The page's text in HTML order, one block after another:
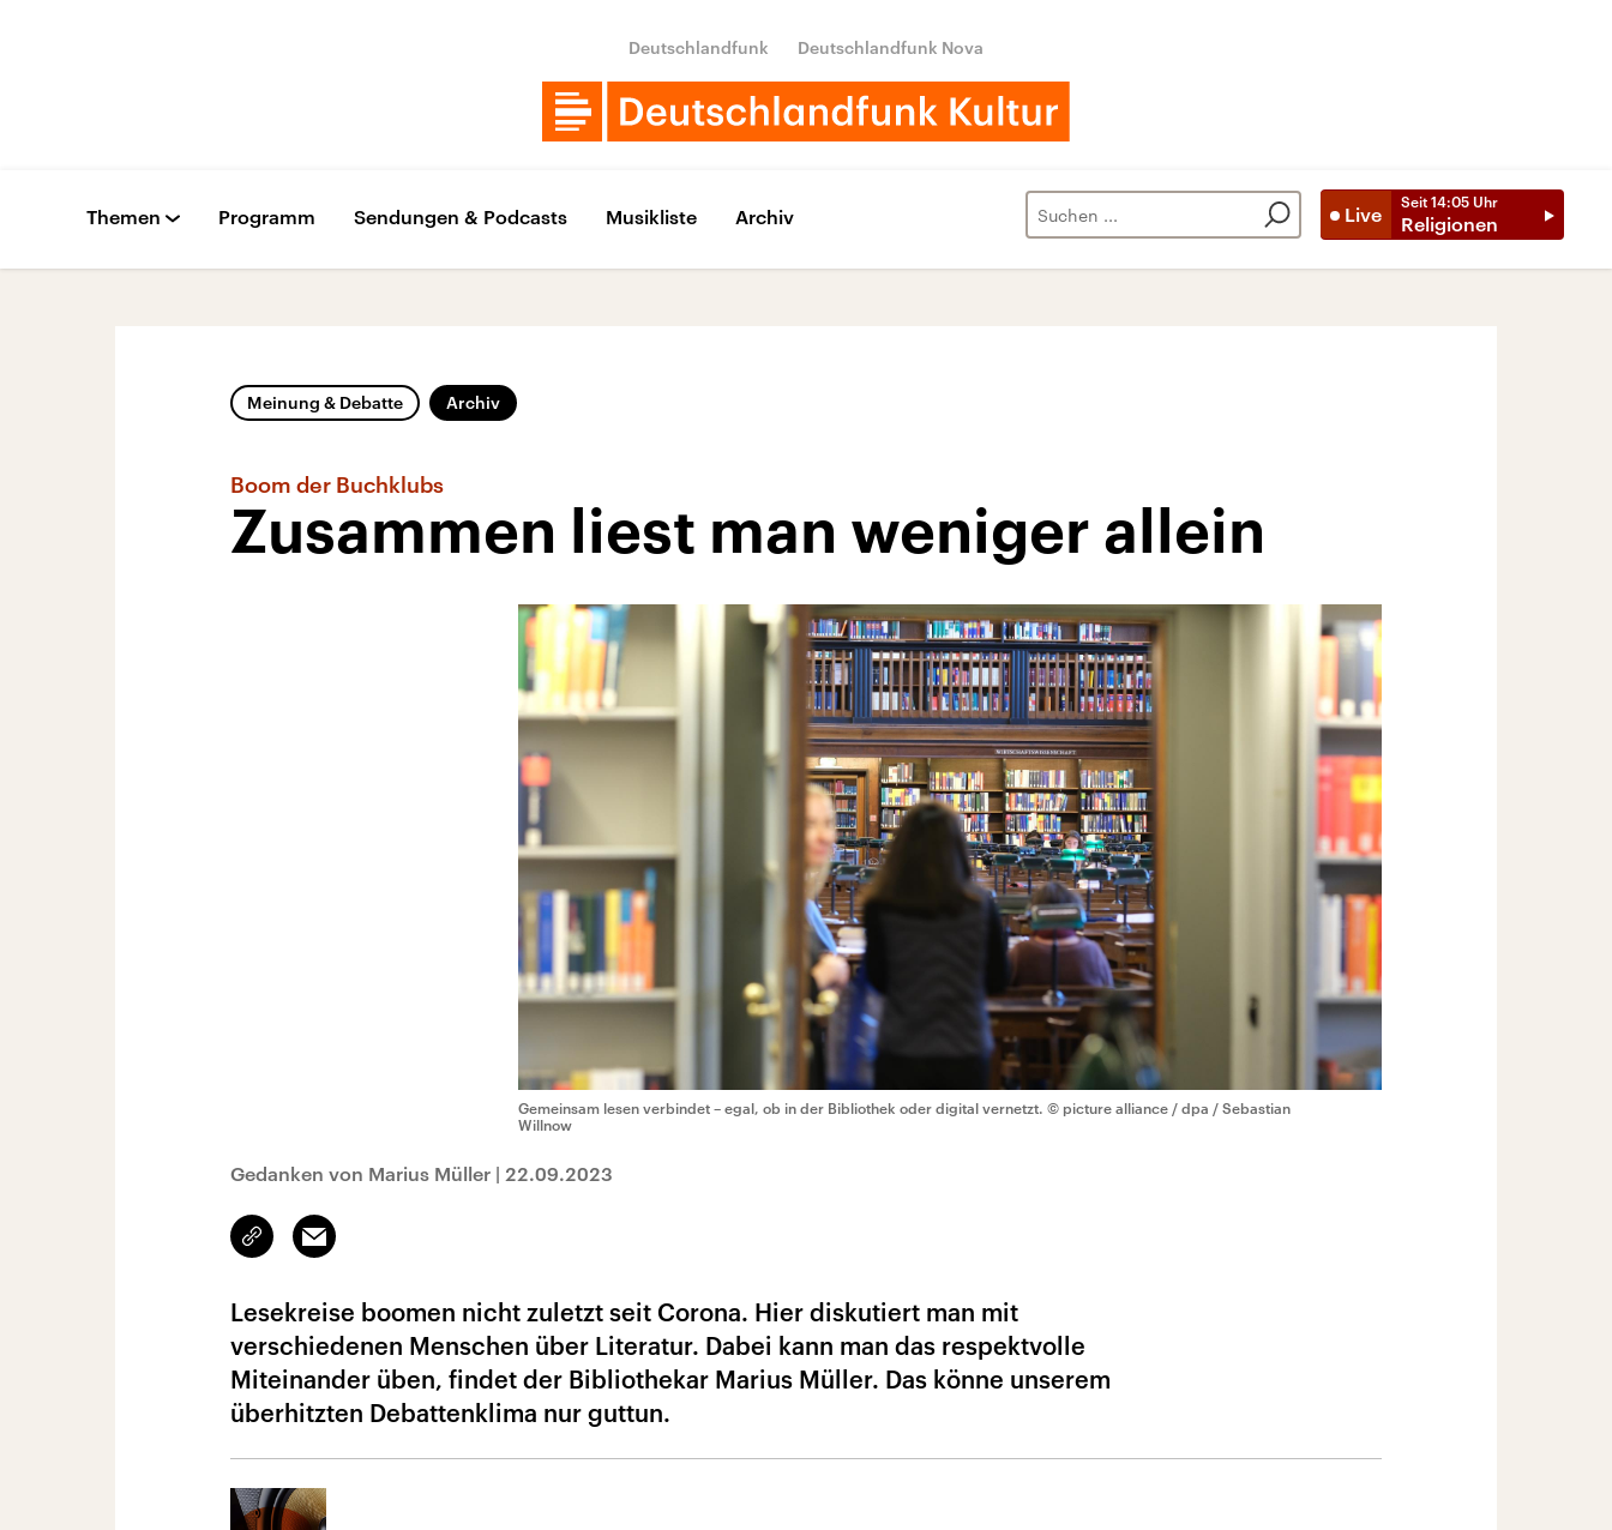
Deutschlandfunk Deutschlandfunk Nova
Live
Seit 14:05 Uhr
Religionen
Themen Programm Sendungen & Podcasts Musikliste Archiv
Meinung & Debatte Archiv
Boom der Buchklubs
Zusammen liest man weniger allein
Gemeinsam lesen verbindet – egal, ob in der Bibliothek oder digital vernetzt. © picture alliance / dpa / Sebastian
Willnow
Gedanken von Marius Müller | 22.09.2023
Link
kopieren/teilen
Email
Lesekreise boomen nicht zuletzt seit Corona. Hier diskutiert man mit
verschiedenen Menschen über Literatur. Dabei kann man das respektvolle
Miteinander üben, findet der Bibliothekar Marius Müller. Das könne unserem
überhitzten Debattenklima nur guttun.